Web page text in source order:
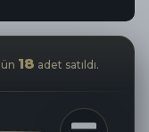
18 adet satıldı.